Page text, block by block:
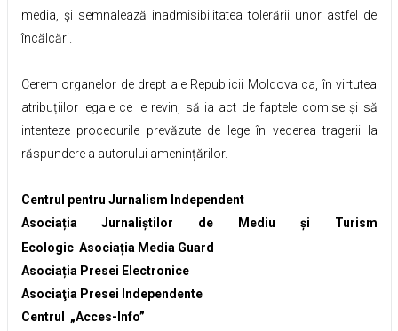
media, și semnalează inadmisibilitatea tolerării unor astfel de
încălcări.
Cerem organelor de drept ale Republicii Moldova ca, în virtutea
atribuțiilor legale ce le revin, să ia act de faptele comise și să
intenteze procedurile prevăzute de lege în vederea tragerii la
răspundere a autorului amenințărilor.
Centrul pentru Jurnalism Independent
Asociația Jurnaliștilor de Mediu și Turism
Ecologic Asociația Media Guard
Asociația Presei Electronice
Asociaţia Presei Independente
Centrul „Acces-Info”